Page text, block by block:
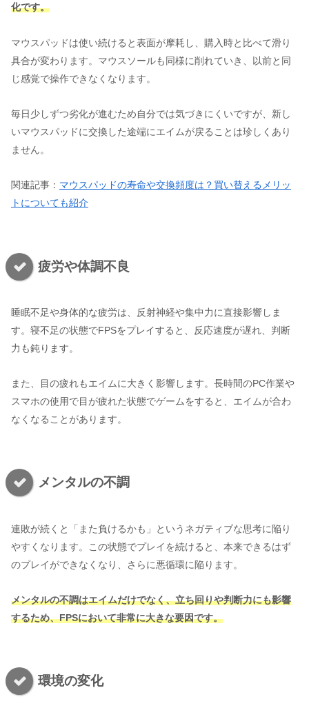
化です。
マウスパッドは使い続けると表面が摩耗し、購入時と比べて滑り
具合が変わります。マウスソールも同様に削れていき、以前と同
じ感覚で操作できなくなります。
毎日少しずつ劣化が進むため自分では気づきにくいですが、新し
いマウスパッドに交換した途端にエイムが戻ることは珍しくあり
ません。
関連記事： マウスパッドの寿命や交換頻度は？買い替えるメリッ
トについても紹介
疲労や体調不良
睡眠不足や身体的な疲労は、反射神経や集中力に直接影響しま
す。寝不足の状態でFPSをプレイすると、反応速度が遅れ、判断
力も鈍ります。
また、目の疲れもエイムに大きく影響します。長時間のPC作業や
スマホの使用で目が疲れた状態でゲームをすると、エイムが合わ
なくなることがあります。
メンタルの不調
連敗が続くと「また負けるかも」というネガティブな思考に陥り
やすくなります。この状態でプレイを続けると、本来できるはず
のプレイができなくなり、さらに悪循環に陥ります。
メンタルの不調はエイムだけでなく、立ち回りや判断力にも影響
するため、FPSにおいて非常に大きな要因です。
環境の変化